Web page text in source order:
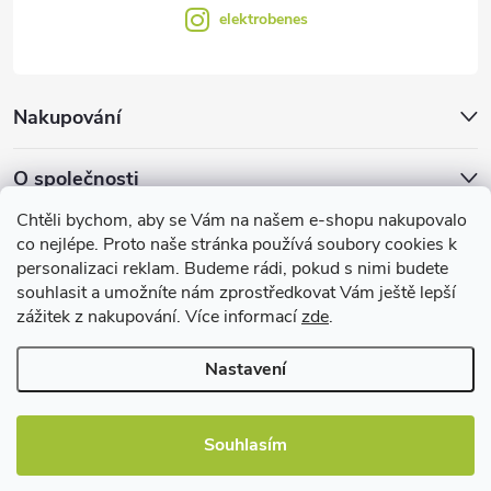
Chtěli bychom, aby se Vám na našem e-shopu nakupovalo
co nejlépe. Proto naše stránka používá soubory cookies k
personalizaci reklam. Budeme rádi, pokud s nimi budete
souhlasit a umožníte nám zprostředkovat Vám ještě lepší
zážitek z nakupování. Více informacízde.
Nastavení
Souhlasím
Nakupování
O společnosti
Facebook
elektrobenes
Užitečné informace